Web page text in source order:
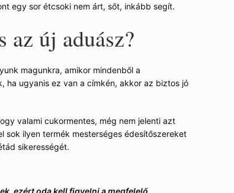
egy sor étcsoki nem árt, sőt, inkább segít.
az új aduász?
magunkra, amikor mindenből a
ha ugyanis ez van a címkén, akkor az biztos jó
valami cukormentes, még nem jelenti azt
sok ilyen termék mesterséges édesítőszereket
sikerességét.
ezért oda kell figyelni a megfelelő